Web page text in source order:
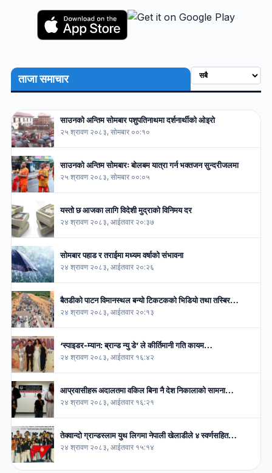
ताजा समाचार
साउनको अन्तिम सोमबार पशुपतिनाथमा दर्शनार्थीको ओइरो
२५ श्रावण २०८३, सोमबार ००:१०
साउनको अन्तिम सोमबारः बोलबम यात्रा गर्न भक्तजन सुन्दरीजलमा
२५ श्रावण २०८३, सोमबार ००:०५
यस्तो छ आजका लागि विदेशी मुद्राको विनिमय दर
२४ श्रावण २०८३, आईतवार २०:३७
सोमबार पहाड र तराईमा मध्यम वर्षाको संभावना
२४ श्रावण २०८३, आईतवार २०:२६
बैतडीको पाटन विमानस्थल बन्यो टिकटकको भिडियो तथा तस्बिर…
२४ श्रावण २०८३, आईतवार २०:१३
‘स्पाइडर-म्यान: ब्रान्ड न्यु डे’ ले कीर्तिमानी गति कायम…
२४ श्रावण २०८३, आईतवार १६:४२
आप्रवासीहरू अदालतमा वकिल बिना नै देश निकालाको सामना…
२४ श्रावण २०८३, आईतवार १६:२१
तेक्वान्दो ग्रान्डस्लाम युथ लिगमा नेपाली खेलाडीले ४ स्वर्णसहित…
२४ श्रावण २०८३, आईतवार १५:१४